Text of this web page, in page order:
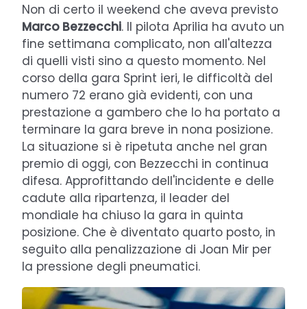
Non di certo il weekend che aveva previsto
Marco Bezzecchi. Il pilota Aprilia ha avuto un
fine settimana complicato, non all'altezza
di quelli visti sino a questo momento. Nel
corso della gara Sprint ieri, le difficoltà del
numero 72 erano già evidenti, con una
prestazione a gambero che lo ha portato a
terminare la gara breve in nona posizione.
La situazione si è ripetuta anche nel gran
premio di oggi, con Bezzecchi in continua
difesa. Approfittando dell'incidente e delle
cadute alla ripartenza, il leader del
mondiale ha chiuso la gara in quinta
posizione. Che è diventato quarto posto, in
seguito alla penalizzazione di Joan Mir per
la pressione degli pneumatici.